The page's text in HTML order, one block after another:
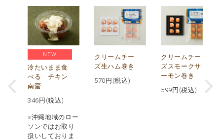
NEW
冷たいまま食
べる チキン
南蛮
346 円(税込)
※沖縄地域のロー
ソンではお取り
扱いしておりま
クリームチー
ズ生ハム巻き
570 円(税込)
クリームチー
ズスモークサ
ーモン巻き
599 円(税込)